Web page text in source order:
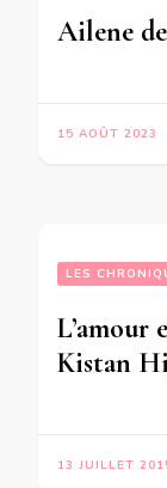
Ailene
15 AOÛT 2023
LES
L’amour
Kistan
13 JUILLET